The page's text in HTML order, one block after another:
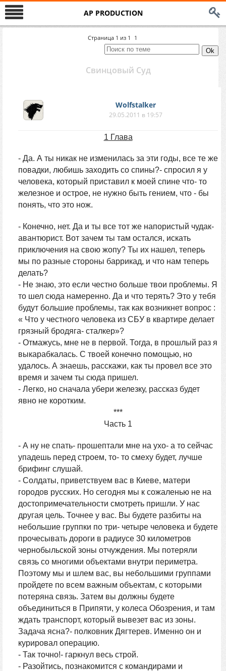
AP PRODUCTION
Страница 1 из 1 1
Свинцовый Суд
Wolfstalker
29.05.2011 в 19:57
1 Глава
- Да. А ты никак не изменилась за эти годы, все те же
повадки, любишь заходить со спины?- спросил я у
человека, который приставил к моей спине что- то
железное и острое, не нужно быть гением, что - бы
понять, что это нож.
- Конечно, нет. Да и ты все тот же напористый чудак-
авантюрист. Вот зачем ты там остался, искать
приключения на свою жопу? Ты их нашел, теперь
мы по разные стороны баррикад, и что нам теперь
делать?
- Не знаю, это если честно больше твои проблемы. Я
то шел сюда намеренно. Да и что терять? Это у тебя
будут большие проблемы, так как возникнет вопрос :
« Что у честного человека из СБУ в квартире делает
грязный бродяга- сталкер»?
- Отмажусь, мне не в первой. Тогда, в прошлый раз я
выкарабкалась. С твоей конечно помощью, но
удалось. А знаешь, расскажи, как ты провел все это
время и зачем ты сюда пришел.
- Легко, но сначала убери железку, рассказ будет
явно не коротким.
***
Часть 1
- А ну не спать- прошептали мне на ухо- а то сейчас
упадешь перед строем, то- то смеху будет, лучше
брифинг слушай.
- Солдаты, приветствуем вас в Киеве, матери
городов русских. Но сегодня мы к сожаленью не на
достопримечательности смотреть пришли. У нас
другая цель. Точнее у вас. Вы будете разбиты на
небольшие группки по три- четыре человека и будете
прочесывать дороги в радиусе 30 километров
чернобыльской зоны отчуждения. Мы потеряли
связь со многими объектами внутри периметра.
Поэтому мы и шлем вас, вы небольшими группами
пройдете по всем важным объектам, с которыми
потеряна связь. Затем вы должны будете
объединиться в Припяти, у колеса Обозрения, и там
ждать транспорт, который вывезет вас из зоны.
Задача ясна?- полковник Дягтерев. Именно он и
курировал операцию.
- Так точно!- гаркнул весь строй.
- Разойтись, познакомится с командирами и